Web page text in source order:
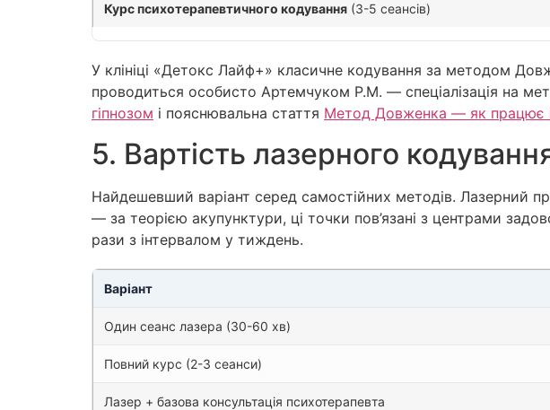
Курс психотерапевтичного кодування (3-5 сеансів)
У клініці «Детокс Лайф+» класичне кодування за методом
проводиться особисто Артемчуком Р.М. — спеціалізація на
гіпнозом і пояснювальна стаття Метод Довженка — як працює
5. Вартість лазерного
Найдешевший варіант серед самостійних методів. Лазерний
— за теорією акупунктури, ці точки пов’язані з центрами
рази з інтервалом у тиждень.
Варіант
Один сеанс лазера (30-60 хв)
Повний курс (2-3 сеанси)
Лазер + базова консультація психотерапевта